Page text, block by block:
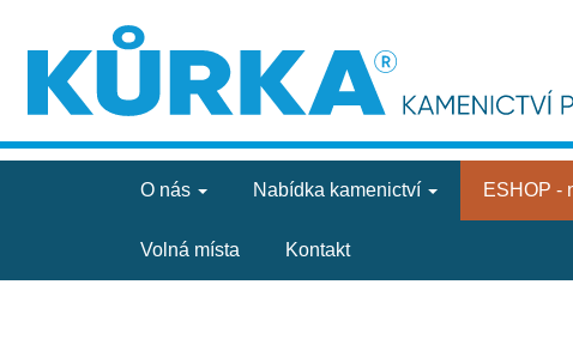
O nás Nabídka kamenictví ESHOP -
Volná místa Kontakt